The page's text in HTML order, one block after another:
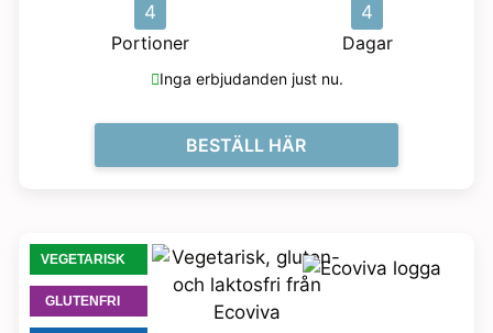
4
Portioner
4
Dagar
Inga erbjudanden just nu.
BESTÄLL HÄR
VEGETARISK
GLUTENFRI